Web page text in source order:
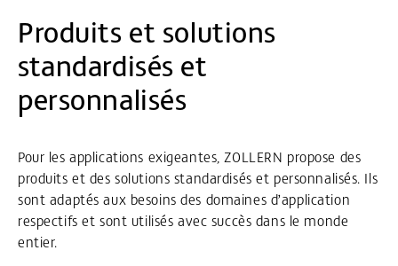
Produits et solutions
standardisés et
personnalisés
Pour les applications exigeantes, ZOLLERN propose des
produits et des solutions standardisés et personnalisés. Ils
sont adaptés aux besoins des domaines d’application
respectifs et sont utilisés avec succès dans le monde
entier.